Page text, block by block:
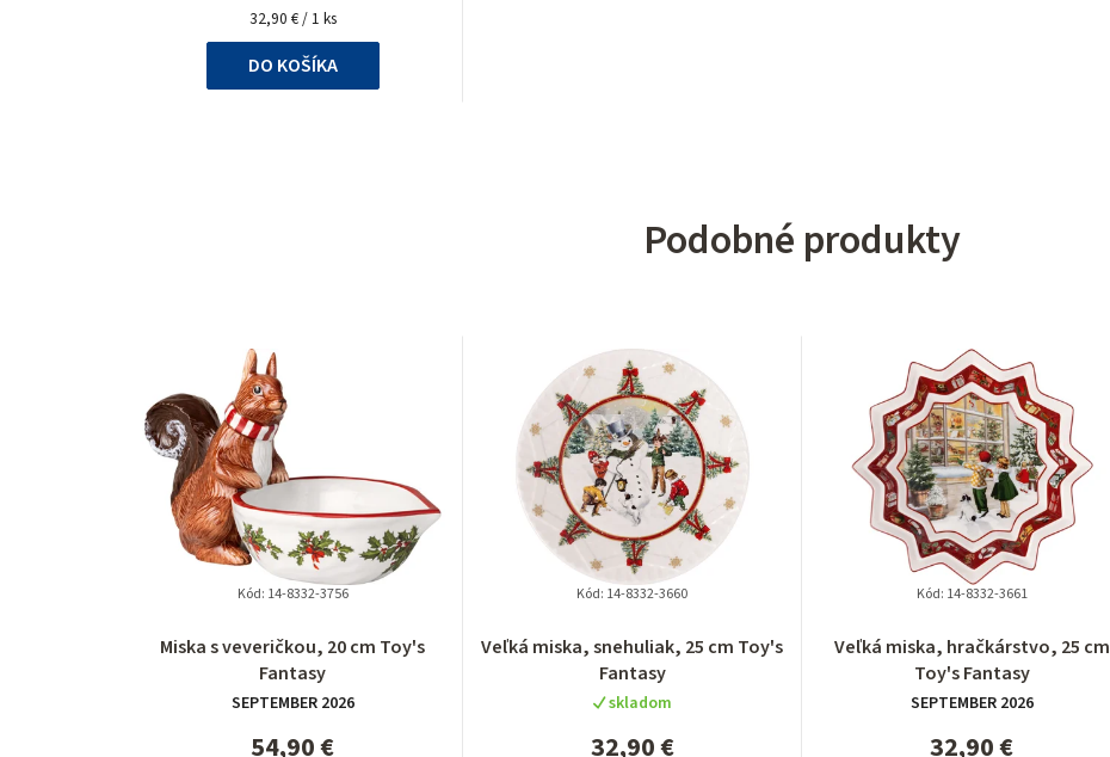
Jednotková
cena:
32,90 € / 1 ks
DO KOŠÍKA
Podobné produkty
Miska s veveričkou, 20 cm Toy's
Fantasy
SEPTEMBER 2026
54,90 €
Kód: 14-8332-3756
Veľká miska, snehuliak, 25 cm Toy's
Fantasy
skladom
32,90 €
Kód: 14-8332-3660
Veľká miska, hračkárstvo, 25 cm
Toy's Fantasy
SEPTEMBER 2026
32,90 €
Kód: 14-8332-3661